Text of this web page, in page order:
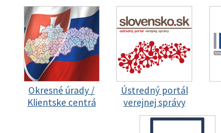
Okresné úrady /
Klientske centrá
Ústredný portál
verejnej správy